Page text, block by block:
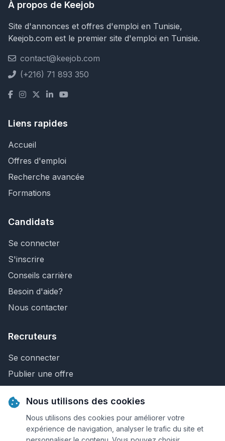
À propos de Keejob
Site d'annonces et offres d'emploi en Tunisie,
Keejob.com est le premier site d'emploi en Tunisie.
contact@keejob.com
(+216) 71 893 350
Liens rapides
Accueil
Offres d'emploi
Recherche avancée
Formations
Candidats
Se connecter
S'inscrire
Conseils carrière
Besoin d'aide?
Nous contacter
Recruteurs
Se connecter
Publier une offre
Nous contacter
Nous utilisons des cookies
Nous utilisons des cookies pour améliorer votre
expérience de navigation, analyser le trafic du site et